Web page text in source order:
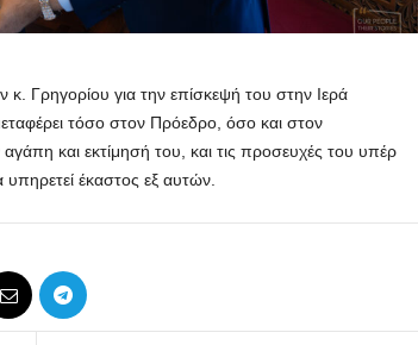
Γρηγορίου για την επίσκεψή του στην Ιερά
τόσο στον Πρόεδρο, όσο και στον
και εκτίμησή του, και τις προσευχές του υπέρ
έκαστος εξ αυτών.